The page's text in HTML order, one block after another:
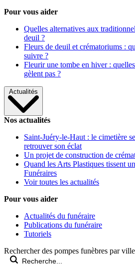
Pour vous aider
Quelles alternatives aux
deuil ?
Fleurs de deuil et crématoriums :
suivre ?
Fleurir une tombe en hiver :
gèlent pas ?
Actualités
Nos actualités
Saint-Juéry-le-Haut : le cimetière
retrouver son éclat
Un projet de construction de
Quand les Arts Plastiques tissent
Funéraires
Voir toutes les actualités
Pour vous aider
Actualités du funéraire
Publications du funéraire
Tutoriels
Rechercher des pompes funèbres par